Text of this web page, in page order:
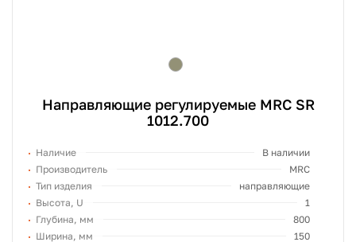
Направляющие регулируемые MRC SR
1012.700
Наличие
В наличии
Производитель
MRC
Тип изделия
направляющие
Высота, U
1
Глубина, мм
800
Ширина, мм
150